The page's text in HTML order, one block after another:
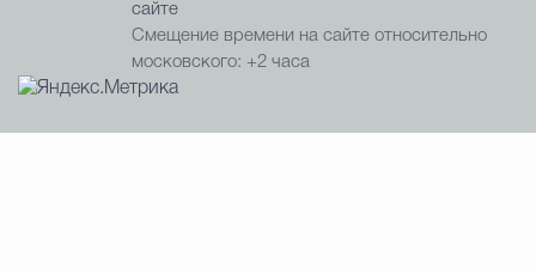
сайте
Смещение времени на сайте относительно
московского: +2 часа